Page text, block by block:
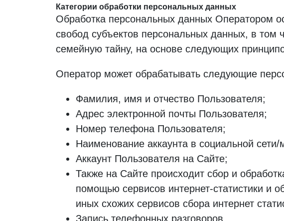
Категории обработки персональных данных
Обработка персональных данных Оператором
свобод субъектов персональных данных, в том
семейную тайну, на основе следующих
Оператор может обрабатывать следующие
Фамилия, имя и отчество Пользователя;
Адрес электронной почты Пользователя;
Номер телефона Пользователя;
Наименование аккаунта в социальной
Аккаунт Пользователя на Сайте;
Также на Сайте происходит сбор и
помощью сервисов интернет-статистики и
иных схожих сервисов сбора интернет
Запись телефонных разговоров.